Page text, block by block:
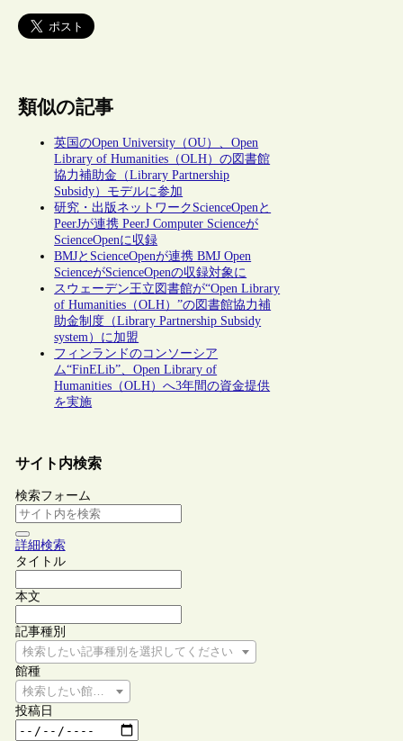
類似の記事
英国のOpen University（OU）、Open
Library of Humanities（OLH）の図書館
協力補助金（Library Partnership
Subsidy）モデルに参加
研究・出版ネットワークScienceOpenと
PeerJが連携 PeerJ Computer Scienceが
ScienceOpenに収録
BMJとScienceOpenが連携 BMJ Open
ScienceがScienceOpenの収録対象に
スウェーデン王立図書館が“Open Library
of Humanities（OLH）”の図書館協力補
助金制度（Library Partnership Subsidy
system）に加盟
フィンランドのコンソーシア
ム“FinELib”、Open Library of
Humanities（OLH）へ3年間の資金提供
を実施
サイト内検索
検索フォーム
詳細検索
タイトル
本文
記事種別
検索したい記事種別を選択してください
館種
検索したい館種を選択してください
投稿日